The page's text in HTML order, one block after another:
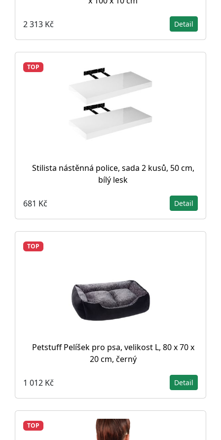
2 313 Kč Detail
TOP
Stilista nástěnná police, sada 2 kusů, 50 cm,
bílý lesk
681 Kč Detail
TOP
Petstuff Pelíšek pro psa, velikost L, 80 x 70 x
20 cm, černý
1 012 Kč Detail
TOP